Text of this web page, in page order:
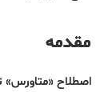
مقدمه
اصطلاح «متاورس»